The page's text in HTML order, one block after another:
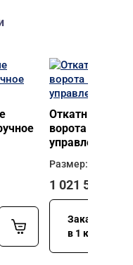
Откатные
ворота
управление)
Размер: 6000 х
1 021 510
Заказать
в 1 клик